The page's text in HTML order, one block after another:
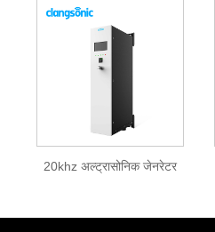
20khz अल्ट्रासोनिक जेनरेटर